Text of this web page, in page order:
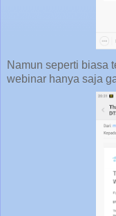
Namun seperti biasa
webinar hanya saja